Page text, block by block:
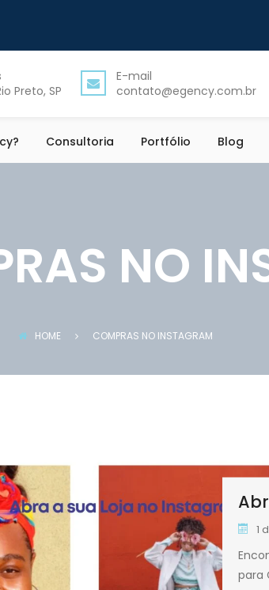
Preto, SP
E-mail
contato@egency.com.br
Consultoria Portfólio Blog
NO
HOME COMPRAS NO INSTAGRAM
1
para